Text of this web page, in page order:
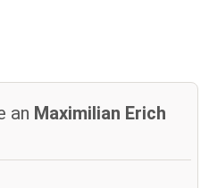
an Maximilian Erich